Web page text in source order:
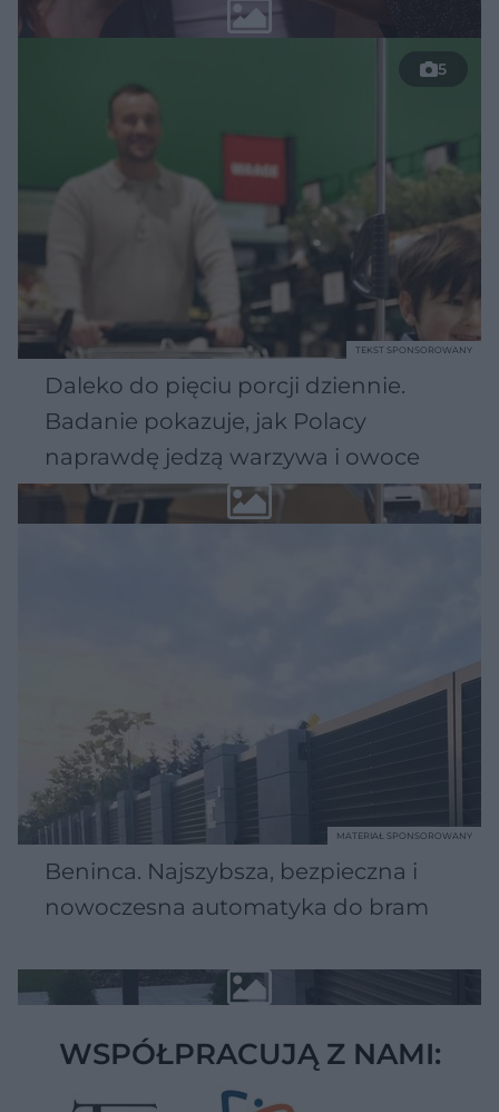
5
Daleko do pięciu porcji dziennie.
Badanie pokazuje, jak Polacy
naprawdę jedzą warzywa i owoce
TEKST SPONSOROWANY
Beninca. Najszybsza, bezpieczna i
nowoczesna automatyka do bram
MATERIAŁ SPONSOROWANY
WSPÓŁPRACUJĄ Z NAMI: